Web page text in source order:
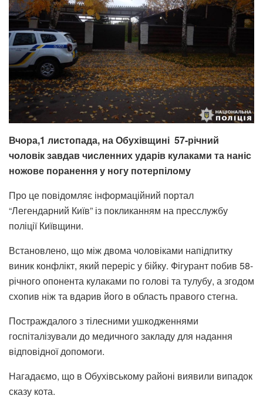
Вчора,1 листопада, на Обухівщині 57-річний
чоловік завдав численних ударів кулаками та наніс
ножове поранення у ногу потерпілому
Про це повідомляє інформаційний портал
“Легендарний Київ” із покликанням на пресслужбу
поліції Київщини.
Встановлено, що між двома чоловіками напідпитку
виник конфлікт, який переріс у бійку. Фігурант побив 58-
річного опонента кулаками по голові та тулубу, а згодом
схопив ніж та вдарив його в область правого стегна.
Постраждалого з тілесними ушкодженнями
госпіталізували до медичного закладу для надання
відповідної допомоги.
Нагадаємо, що в Обухівському районі виявили випадок
сказу кота.